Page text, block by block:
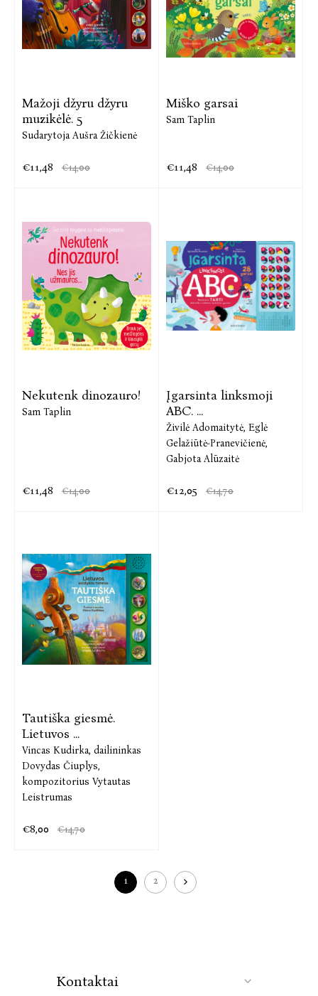
Mažoji džyru džyru
muzikėlė. 5
Sudarytoja Aušra Žičkienė
€11,48 €14,00
Miško garsai
Sam Taplin
€11,48 €14,00
Nekutenk dinozauro!
Sam Taplin
€11,48 €14,00
Įgarsinta linksmoji
ABC. ...
Živilė Adomaitytė, Eglė
Gelažiūtė-Pranevičienė,
Gabjota Alūzaitė
€12,05 €14,70
Tautiška giesmė.
Lietuvos ...
Vincas Kudirka, dailininkas
Dovydas Čiuplys,
kompozitorius Vytautas
Leistrumas
€8,00 €14,70
1 2
Kontaktai